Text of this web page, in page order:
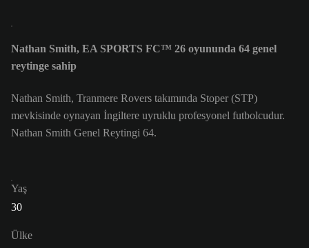
Nathan Smith, EA SPORTS FC™ 26 oyununda 64 genel
reytinge sahip
Nathan Smith, Tranmere Rovers takımında Stoper (STP)
mevkisinde oynayan İngiltere uyruklu profesyonel futbolcudur.
Nathan Smith Genel Reytingi 64.
Yaş
30
Ülke